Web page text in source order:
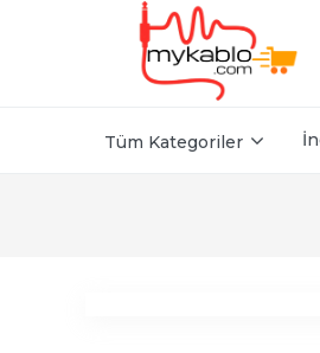
Tüm Kategoriler